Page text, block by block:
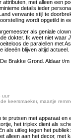
met alleen een
details ieder
verwante stijl te
wordt opgetild in
als geniale
dokter. Ik weet niet waar
de paralellen met
blijven altijd actueel.
Brakke Grond. Aldaar t/
uur
keersmaeker, maartje
prutsen met apparaat en
het triplex dient als
als uitleg tegen het
alleen aan het decor, met